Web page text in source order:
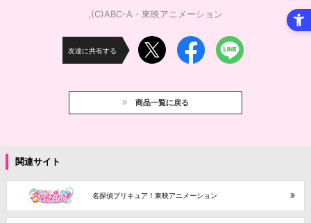
,(C)ABC-A・東映アニメーション
友達に共有する
商品一覧に戻る
関連サイト
名探偵プリキュア！東映アニメーション